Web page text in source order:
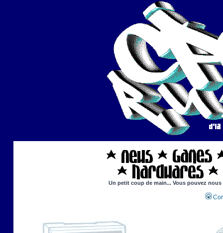
Un petit coup de main... Vous pouvez